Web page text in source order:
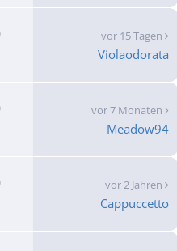
vor 15 Tagen
Violaodorata
vor 7 Monaten
Meadow94
vor 2 Jahren
Cappuccetto